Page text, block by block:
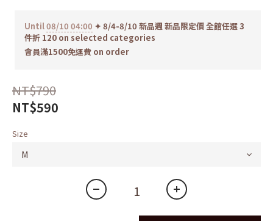
Until08/10 04:00 ✦ 8/4-8/10 新品週 新品限定價 全館任選 3
件折 120 on selected categories
會員滿1500免運費 on order
NT$790
NT$590
Size